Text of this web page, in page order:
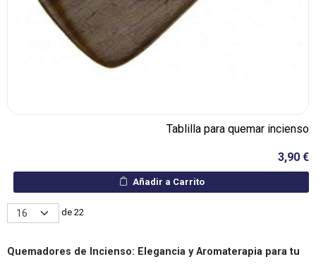
Tablilla para quemar incienso
3,90 €
Añadir a Carrito
de 22
Quemadores de Incienso: Elegancia y Aromaterapia para tu